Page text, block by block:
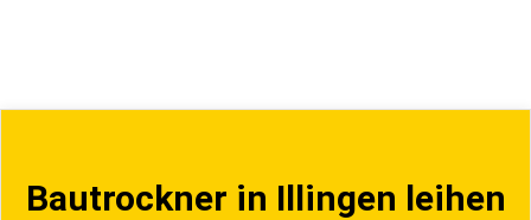
Bautrockner in Illingen leihen